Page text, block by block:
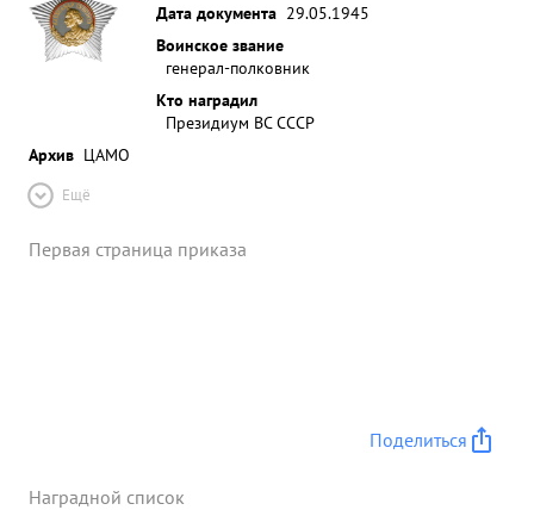
Дата документа 29.05.1945
Воинское звание
генерал-полковник
Кто наградил
Президиум ВС СССР
Архив ЦАМО
Ещё
Первая страница приказа
Поделиться
Наградной список